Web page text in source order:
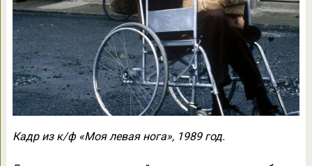
Кадр из к/ф «Моя левая нога», 1989 год.